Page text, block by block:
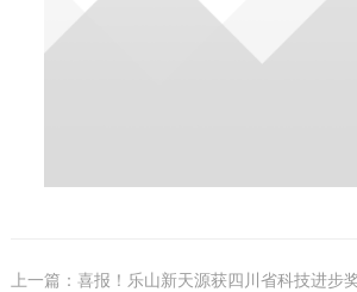
上一篇：喜报！乐山新天源获四川省科技进步